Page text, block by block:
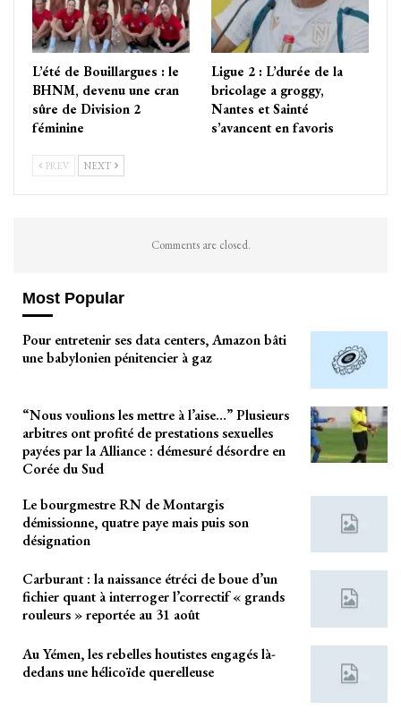
L’été de Bouillargues : le
BHNM, devenu une cran
sûre de Division 2
féminine
Ligue 2 : L’durée de la
bricolage a groggy,
Nantes et Sainté
s’avancent en favoris
PREV NEXT
Comments are closed.
Most Popular
Pour entretenir ses data centers, Amazon bâti
une babylonien pénitencier à gaz
“Nous voulions les mettre à l’aise…” Plusieurs
arbitres ont profité de prestations sexuelles
payées par la Alliance : démesuré désordre en
Corée du Sud
Le bourgmestre RN de Montargis
démissionne, quatre paye mais puis son
désignation
Carburant : la naissance étréci de boue d’un
fichier quant à interroger l’correctif « grands
rouleurs » reportée au 31 août
Au Yémen, les rebelles houtistes engagés là-
dedans une hélicoïde querelleuse